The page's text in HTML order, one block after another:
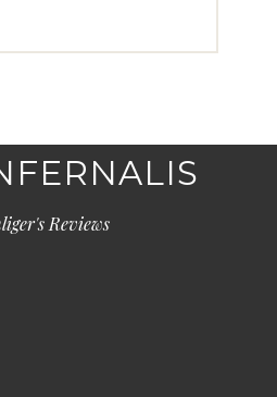
Reviews